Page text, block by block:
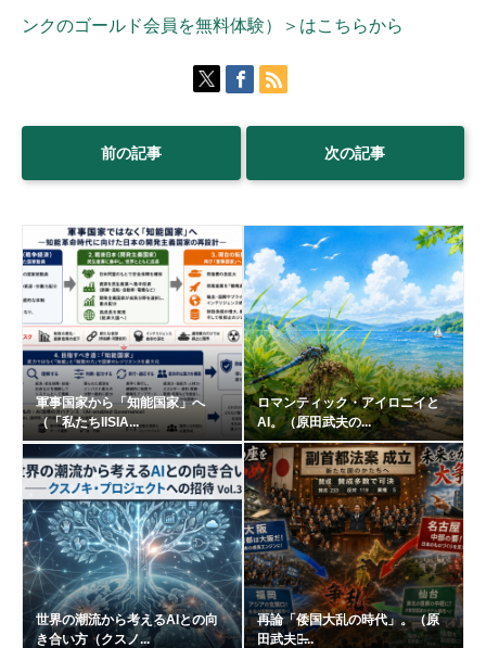
ンクのゴールド会員を無料体験）＞はこちらから
前の記事 次の記事
軍事国家から「知能国家」へ
（「私たちIISIA...
ロマンティック・アイロニイと
AI。（原田武夫の...
世界の潮流から考えるAIとの向
き合い方（クスノ...
再論「倭国大乱の時代」。（原
田武夫の̶...